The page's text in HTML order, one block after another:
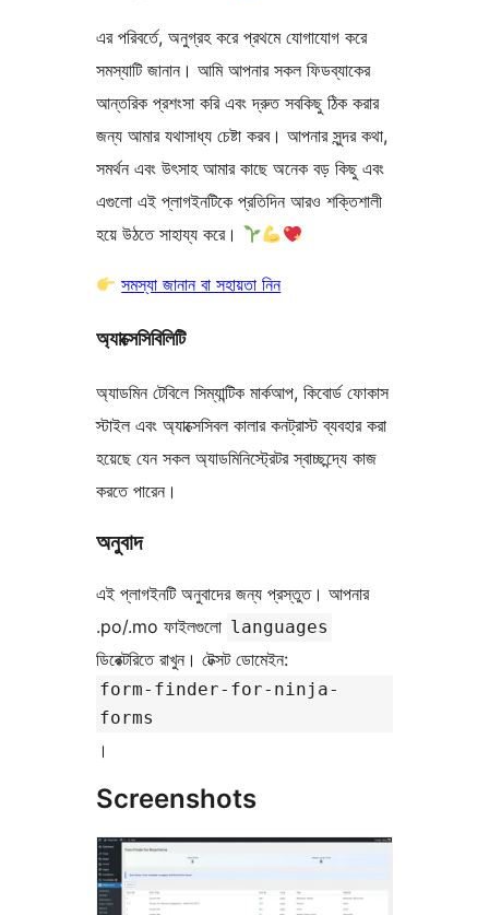
এর পরিবর্তে, অনুগ্রহ করে প্রথমে যোগাযোগ করে
সমস্যাটি জানান। আমি আপনার সকল ফিডব্যাকের
আন্তরিক প্রশংসা করি এবং দ্রুত সবকিছু ঠিক করার
জন্য আমার যথাসাধ্য চেষ্টা করব। আপনার সুন্দর কথা,
সমর্থন এবং উৎসাহ আমার কাছে অনেক বড় কিছু এবং
এগুলো এই প্লাগইনটিকে প্রতিদিন আরও শক্তিশালী
হয়ে উঠতে সাহায্য করে।
সমস্যা জানান বা সহায়তা নিন
অ্যাক্সেসিবিলিটি
অ্যাডমিন টেবিলে সিম্যান্টিক মার্কআপ, কিবোর্ড ফোকাস
স্টাইল এবং অ্যাক্সেসিবল কালার কনট্রাস্ট ব্যবহার করা
হয়েছে যেন সকল অ্যাডমিনিস্ট্রেটর স্বাচ্ছন্দ্যে কাজ
করতে পারেন।
অনুবাদ
এই প্লাগইনটি অনুবাদের জন্য প্রস্তুত। আপনার
.po/.mo ফাইলগুলো languages
ডিরেক্টরিতে রাখুন। টেক্সট ডোমেইন:
form-finder-for-ninja-
forms
।
Screenshots